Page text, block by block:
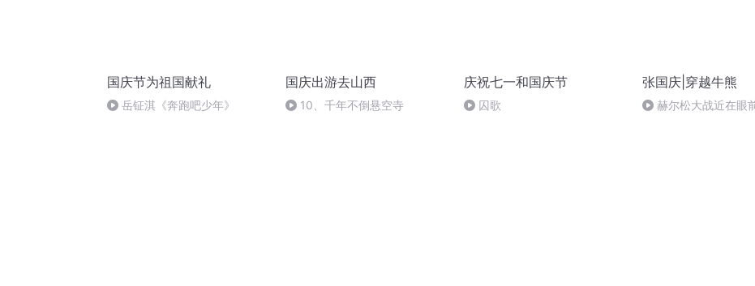
国庆节为祖国献礼
岳钲淇《奔跑吧少年》
国庆出游去山西
10、千年不倒悬空寺
庆祝七一和国庆节
囚歌
张国庆|穿越牛熊
赫尔松大战近在眼